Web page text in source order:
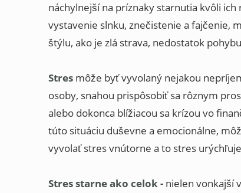
náchylnejší na príznaky starnutia kvôli
vystavenie slnku, znečistenie a fajčenie,
štýlu, ako je zlá strava, nedostatok
Stres môže byť vyvolaný nejakou
osoby, snahou prispôsobiť sa rôznym
alebo dokonca blížiacou sa krízou vo
túto situáciu duševne a emocionálne,
vyvolať stres vnútorne a to stres
Stres starne ako celok - nielen vonkajší